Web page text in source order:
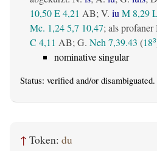
10,50E 4,21 AB; V. iuM 8,29
Mc. 1,245,7 10,47; als profaner
C 4,11 AB; G. Neh 7,39.43 (183
nominative singular
Status: verified and/or disambiguated.
↑ Token: du